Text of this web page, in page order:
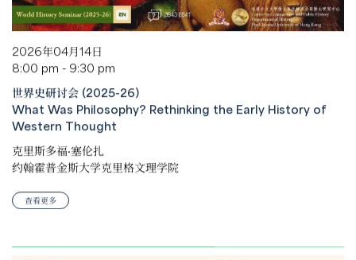
2026年04月14日
8:00 pm - 9:30 pm
世界史研讨会 (2025-26)
What Was Philosophy? Rethinking the Early History of
Western Thought
克里斯多福·塞伦扎
约翰霍普金斯大学克里格文理学院
查看更多